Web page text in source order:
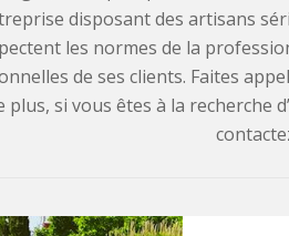
disposant des artisans
les normes de la
de ses clients. Faites
plus, si vous êtes à la recherche